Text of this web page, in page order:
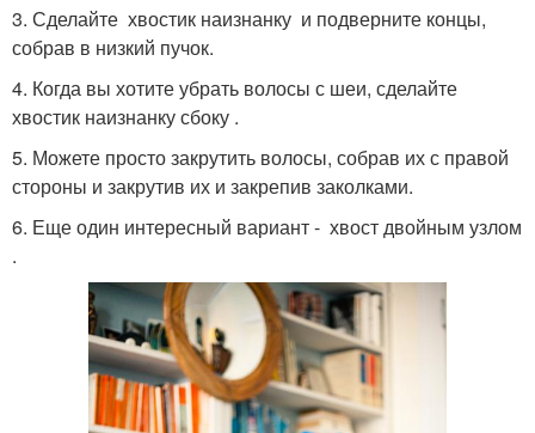
3. Сделайте хвостик наизнанку и подверните концы,
собрав в низкий пучок.
4. Когда вы хотите убрать волосы с шеи, сделайте
хвостик наизнанку сбоку .
5. Можете просто закрутить волосы, собрав их с правой
стороны и закрутив их и закрепив заколками.
6. Еще один интересный вариант - хвост двойным узлом
.